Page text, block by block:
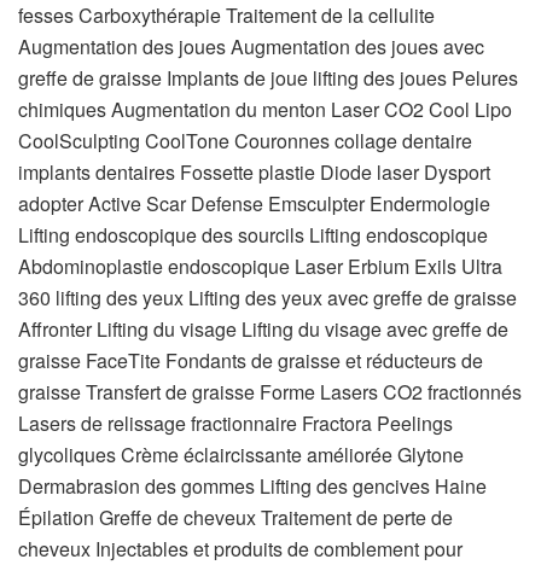
fesses Carboxythérapie Traitement de la cellulite
Augmentation des joues Augmentation des joues avec
greffe de graisse Implants de joue lifting des joues Pelures
chimiques Augmentation du menton Laser CO2 Cool Lipo
CoolSculpting CoolTone Couronnes collage dentaire
implants dentaires Fossette plastie Diode laser Dysport
adopter Active Scar Defense Emsculpter Endermologie
Lifting endoscopique des sourcils Lifting endoscopique
Abdominoplastie endoscopique Laser Erbium Exils Ultra
360 lifting des yeux Lifting des yeux avec greffe de graisse
Affronter Lifting du visage Lifting du visage avec greffe de
graisse FaceTite Fondants de graisse et réducteurs de
graisse Transfert de graisse Forme Lasers CO2 fractionnés
Lasers de relissage fractionnaire Fractora Peelings
glycoliques Crème éclaircissante améliorée Glytone
Dermabrasion des gommes Lifting des gencives Haine
Épilation Greffe de cheveux Traitement de perte de
cheveux Injectables et produits de comblement pour